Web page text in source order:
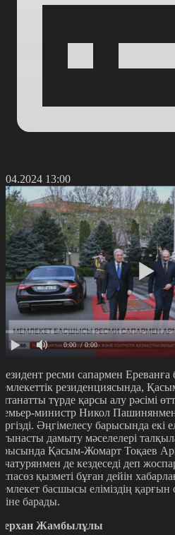
13:00
0:00 / 0:00
ресми сапармен
резиденциясында,
түрде қарсы алу рәсімі
министр Никол
Әңгімелесу барысында екі
дамыту мәселелері
Қасым-Жомарт Тоқаев
де кездеседі деп
қызметі бұған дейін
басшысы еліміздің
барады.
Жамбылұлы